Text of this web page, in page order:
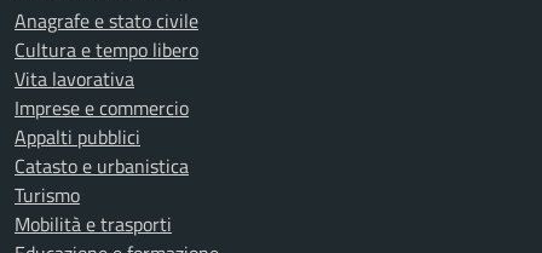
Anagrafe e stato civile
Cultura e tempo libero
Vita lavorativa
Imprese e commercio
Appalti pubblici
Catasto e urbanistica
Turismo
Mobilità e trasporti